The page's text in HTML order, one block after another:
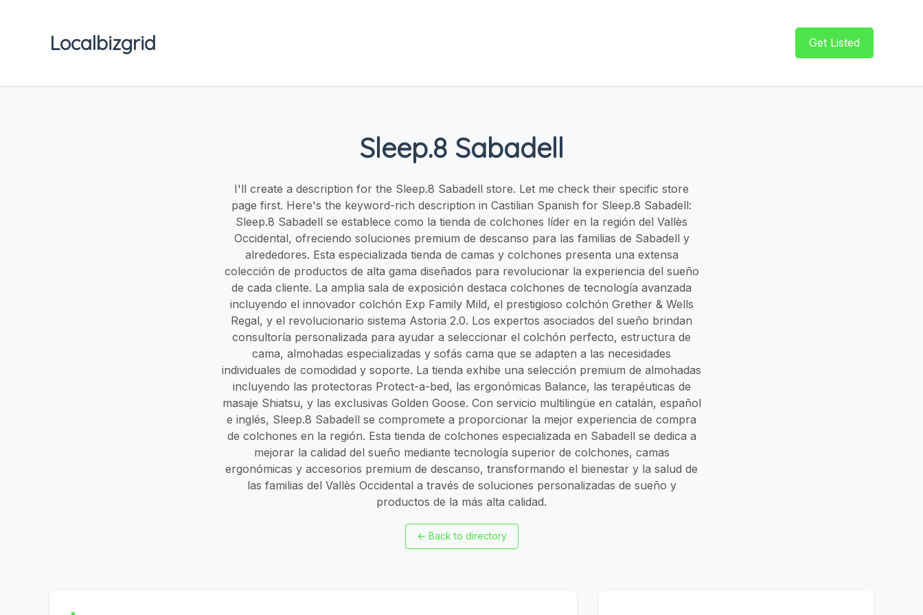
Localbizgrid Get Listed
Sleep.8 Sabadell
I'll create a description for the Sleep.8 Sabadell store. Let me check their specific store
page first. Here's the keyword-rich description in Castilian Spanish for Sleep.8 Sabadell:
Sleep.8 Sabadell se establece como la tienda de colchones líder en la región del Vallès
Occidental, ofreciendo soluciones premium de descanso para las familias de Sabadell y
alrededores. Esta especializada tienda de camas y colchones presenta una extensa
colección de productos de alta gama diseñados para revolucionar la experiencia del sueño
de cada cliente. La amplia sala de exposición destaca colchones de tecnología avanzada
incluyendo el innovador colchón Exp Family Mild, el prestigioso colchón Grether & Wells
Regal, y el revolucionario sistema Astoria 2.0. Los expertos asociados del sueño brindan
consultoría personalizada para ayudar a seleccionar el colchón perfecto, estructura de
cama, almohadas especializadas y sofás cama que se adapten a las necesidades
individuales de comodidad y soporte. La tienda exhibe una selección premium de almohadas
incluyendo las protectoras Protect-a-bed, las ergonómicas Balance, las terapéuticas de
masaje Shiatsu, y las exclusivas Golden Goose. Con servicio multilingüe en catalán, español
e inglés, Sleep.8 Sabadell se compromete a proporcionar la mejor experiencia de compra
de colchones en la región. Esta tienda de colchones especializada en Sabadell se dedica a
mejorar la calidad del sueño mediante tecnología superior de colchones, camas
ergonómicas y accesorios premium de descanso, transformando el bienestar y la salud de
las familias del Vallès Occidental a través de soluciones personalizadas de sueño y
productos de la más alta calidad.
← Back to directory